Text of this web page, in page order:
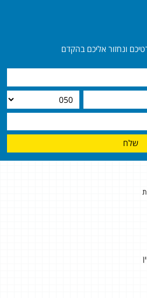
ונחזור אליכם בהקדם
שלח